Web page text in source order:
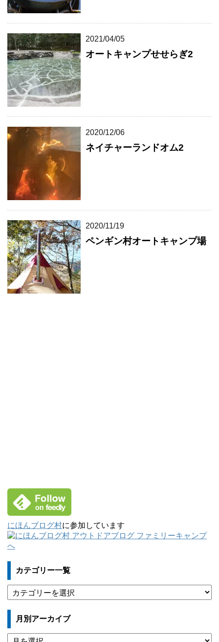
2021/04/05
オートキャンプせせらぎ2
2020/12/06
ネイチャーランドオム2
2020/11/19
ペンギン村オートキャンプ場
にほんブログ村に参加しています
カテゴリー一覧
テ
ゴ
ー
一
月別アーカイブ
月